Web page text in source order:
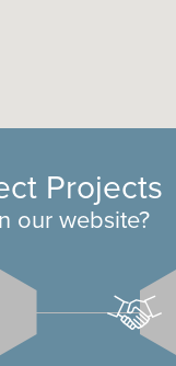
Projects
our website?